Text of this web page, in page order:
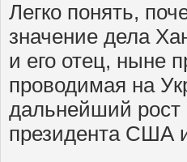
Легко понять,
значение дела
и его отец, ныне
проводимая на
дальнейший рост
президента США